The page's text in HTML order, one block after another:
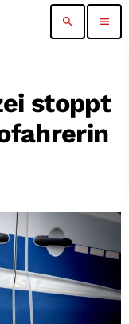
search menu
stoppt